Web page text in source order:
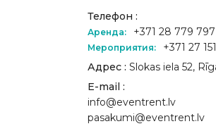
Телефон :
Аренда: +371 28 779 797
Мероприятия:
+371 27
Адрес : Slokas iela 52,
E-mail :
info@eventrent.lv
pasakumi@eventrent.lv